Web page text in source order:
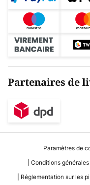
Partenaires de
Paramètres de
Conditions
Réglementation sur les